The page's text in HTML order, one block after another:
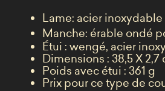
Lame: acier
Manche: érable ondé
Étui : wengé, acier
Dimensions : 38,5 X
Poids avec étui : 361 g
Prix pour ce type de